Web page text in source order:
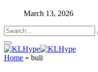
March 13, 2026
Home » buli